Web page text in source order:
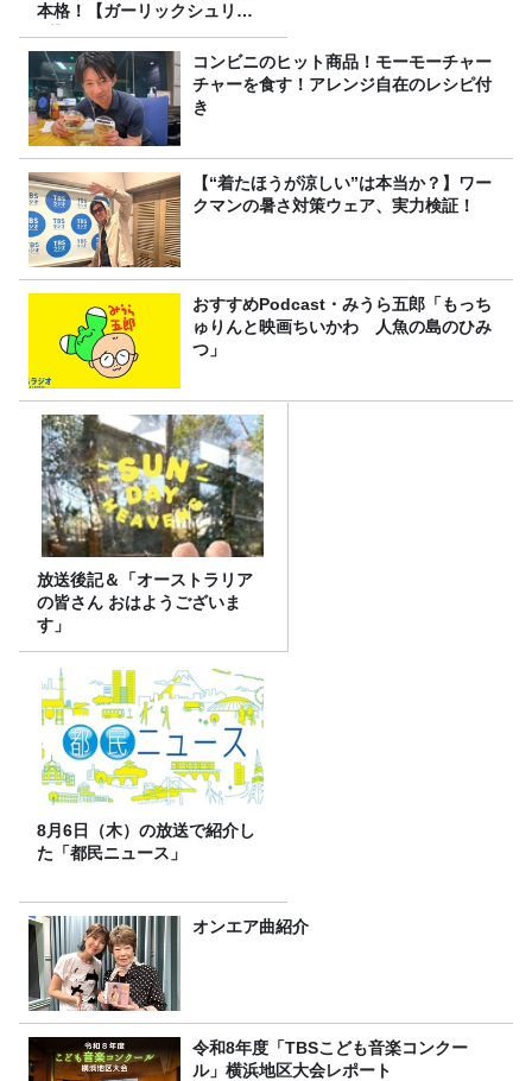
本格！【ガーリックシュリン
プ】 桃屋のかんたんレシピ
コンビニのヒット商品！モーモーチャー
チャーを食す！アレンジ自在のレシピ付
き
【“着たほうが涼しい”は本当か？】ワー
クマンの暑さ対策ウェア、実力検証！
おすすめPodcast・みうら五郎「もっち
ゅりんと映画ちいかわ 人魚の島のひみ
つ」
放送後記＆「オーストラリア
の皆さん おはようございま
す」
8月6日（木）の放送で紹介し
た「都民ニュース」
オンエア曲紹介
令和8年度「TBSこども音楽コンクー
ル」横浜地区大会レポート